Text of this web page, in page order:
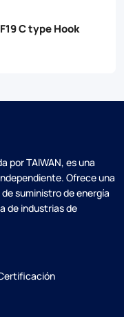
F19 C type Hook
por TAlWAN, es una
Ofrece una
suministro de energía
de industrias de